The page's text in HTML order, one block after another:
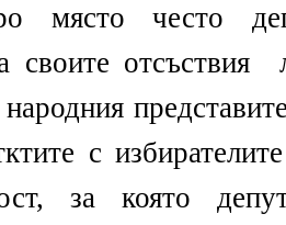
място често
своите отсъствия
с
за която